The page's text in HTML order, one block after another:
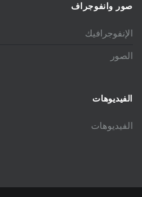
صور وانفوجراف
الإنفوجرافيك
الصور
الفيديوهات
الفيديوهات